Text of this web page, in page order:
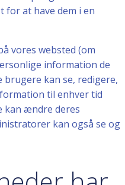
for at have dem i en
vores websted (om
information de
kan se, redigere,
til enhver tid
kan ændre deres
kan også se og